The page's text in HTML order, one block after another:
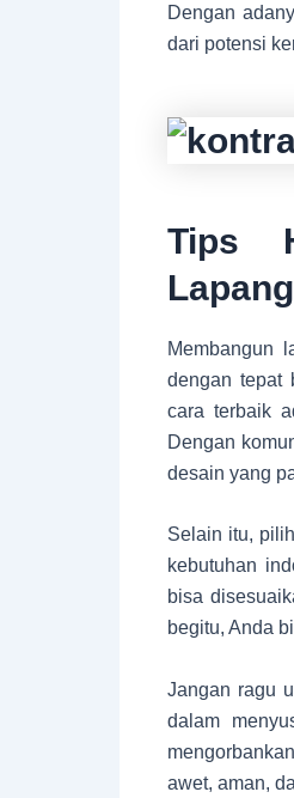
Dengan
dari potensi
Tips
Membangun
dengan tepat
cara terbaik
Dengan
desain yang
Selain itu,
kebutuhan
bisa
begitu, Anda
Jangan ragu
dalam
awet, aman,